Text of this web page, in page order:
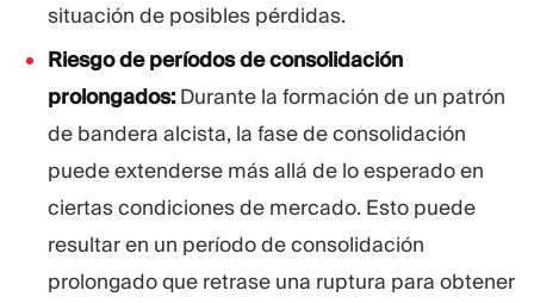
situación de posibles pérdidas.
Riesgo de períodos de consolidación
prolongados:Durante la formación de un patrón
de bandera alcista, la fase de consolidación
puede extenderse más allá de lo esperado en
ciertas condiciones de mercado. Esto puede
resultar en un período de consolidación
prolongado que retrase una ruptura para obtener